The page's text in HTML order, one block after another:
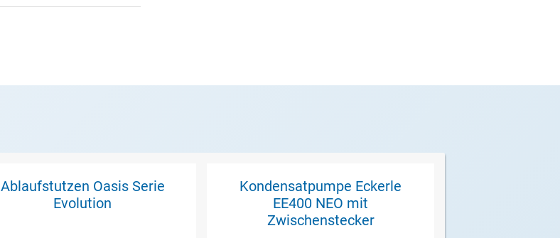
Ablaufstutzen Oasis Serie
Evolution
Kondensatpumpe Eckerle
EE400 NEO mit
Zwischenstecker